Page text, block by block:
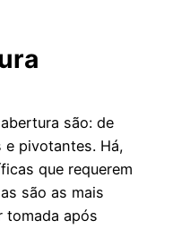
são: de
e pivotantes. Há,
que requerem
são as mais
tomada após